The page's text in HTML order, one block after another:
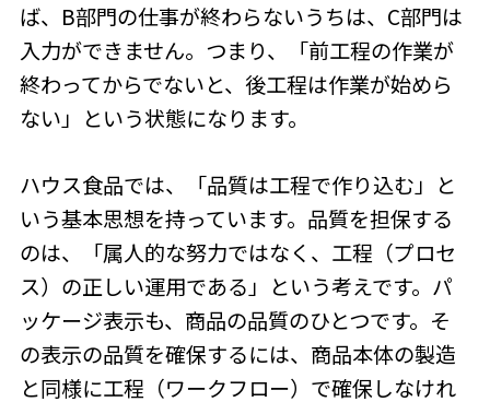
ば、B部門の仕事が終わらないうちは、C部門は
入力ができません。つまり、「前工程の作業が
終わってからでないと、後工程は作業が始めら
ない」という状態になります。
ハウス食品では、「品質は工程で作り込む」と
いう基本思想を持っています。品質を担保する
のは、「属人的な努力ではなく、工程（プロセ
ス）の正しい運用である」という考えです。パ
ッケージ表示も、商品の品質のひとつです。そ
の表示の品質を確保するには、商品本体の製造
と同様に工程（ワークフロー）で確保しなけれ